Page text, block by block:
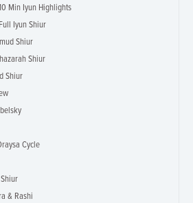
Min Iyun Highlights
Iyun Shiur
Shiur
Shiur
Shiur
Cycle
& Rashi